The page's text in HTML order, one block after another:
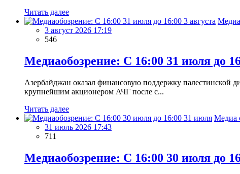
Читать далее
3 август 2026 17:19
546
Медиаобозрение: С 16:00 31 июля до
Азербайджан оказал финансовую поддержку палестинской
крупнейшим акционером АЧГ после с...
Читать далее
Медиа
31 июль 2026 17:43
711
Медиаобозрение: С 16:00 30 июля до